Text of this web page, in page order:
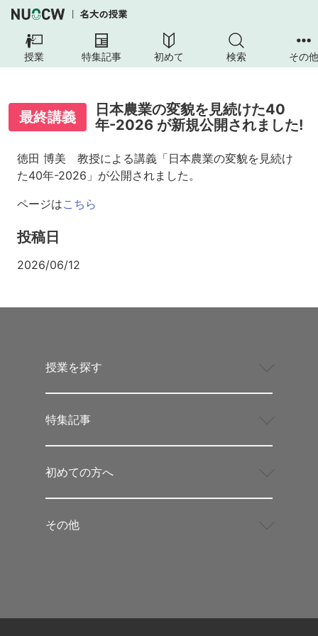
授業 特集記事 初めて 検索 その他
最終講義
日本農業の変貌を見続けた40
年-2026 が新規公開されました!
徳田 博美 教授による講義「日本農業の変貌を見続け
た40年-2026」が公開されました。
ページはこちら
投稿日
2026/06/12
授業を探す
特集記事
初めての方へ
その他